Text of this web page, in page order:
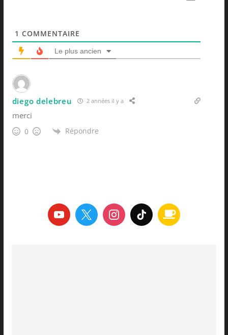
1 COMMENTAIRE
Le plus ancien
diego delebreu 2 années il y a
merci
0 Répondre